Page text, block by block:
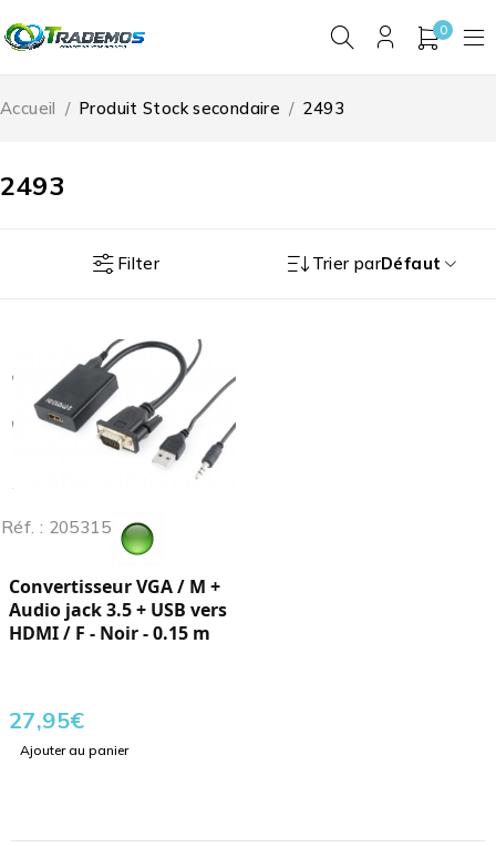
0
2493
Accueil / Produit Stock secondaire / 2493
Filter Trier parDéfaut
Réf. : 205315
Convertisseur VGA / M +
Audio jack 3.5 + USB vers
HDMI / F - Noir - 0.15 m
27,95€
Ajouter au panier